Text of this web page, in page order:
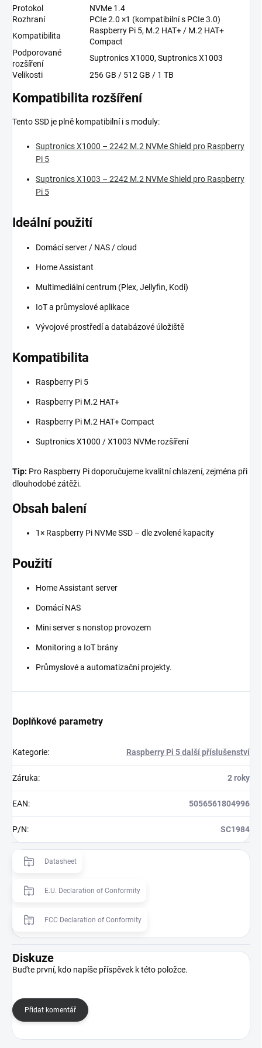
Protokol
NVMe 1.4
Rozhraní
PCIe 2.0 ×1 (kompatibilní s PCIe 3.0)
Kompatibilita
Raspberry Pi 5, M.2 HAT+ / M.2 HAT+
Compact
Podporované
rozšíření
Suptronics X1000, Suptronics X1003
Velikosti
256 GB / 512 GB / 1 TB
Kompatibilita rozšíření
Tento SSD je plně kompatibilní i s moduly:
Suptronics X1000 – 2242 M.2 NVMe Shield pro Raspberry
Pi 5
Suptronics X1003 – 2242 M.2 NVMe Shield pro Raspberry
Pi 5
Ideální použití
Domácí server / NAS / cloud
Home Assistant
Multimediální centrum (Plex, Jellyfin, Kodi)
IoT a průmyslové aplikace
Vývojové prostředí a databázové úložiště
Kompatibilita
Raspberry Pi 5
Raspberry Pi M.2 HAT+
Raspberry Pi M.2 HAT+ Compact
Suptronics X1000 / X1003 NVMe rozšíření
Tip: Pro Raspberry Pi doporučujeme kvalitní chlazení, zejména při
dlouhodobé zátěži.
Obsah balení
1× Raspberry Pi NVMe SSD – dle zvolené kapacity
Použití
Home Assistant server
Domácí NAS
Mini server s nonstop provozem
Monitoring a IoT brány
Průmyslové a automatizační projekty.
Doplňkové parametry
Kategorie: Raspberry Pi 5 další příslušenství
Záruka: 2 roky
EAN: 5056561804996
P/N: SC1984
Datasheet
E.U. Declaration of Conformity
FCC Declaration of Conformity
Diskuze
Buďte první, kdo napíše příspěvek k této položce.
Přidat komentář